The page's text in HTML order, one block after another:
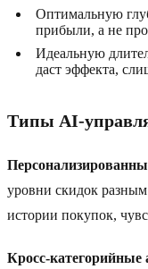
Оптимальную
прибыли, а не
Идеальную
даст эффекта,
Типы AI-
уровни скидок
истории покупок,
Кросс-категорийные